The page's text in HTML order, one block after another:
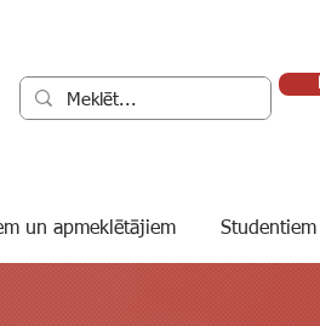
un apmeklētājiem Studentiem